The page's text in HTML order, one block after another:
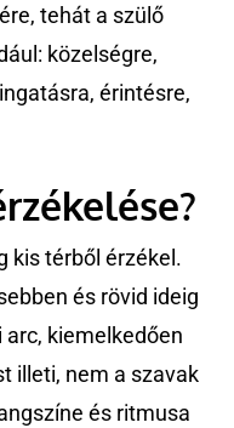
tehát a szülő
közelségre,
érintésre,
kis térből érzékel.
és rövid ideig
kiemelkedően
illeti, nem a szavak
és ritmusa